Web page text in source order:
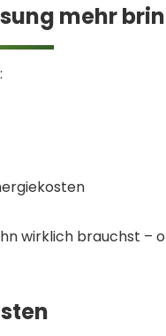
mehr
wirklich brauchst –